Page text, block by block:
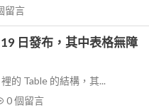
留言
日發布，其中表格無障
的 Table 的結構，其...
0個留言